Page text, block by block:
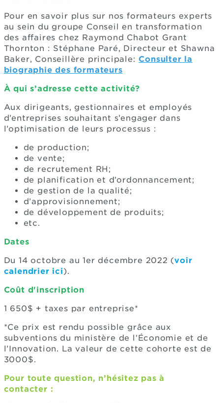
Pour en savoir plus sur nos formateurs experts
au sein du groupe Conseil en transformation
des affaires chez Raymond Chabot Grant
Thornton : Stéphane Paré, Directeur et Shawna
Baker, Conseillère principale: Consulter la
biographie des formateurs
À qui s’adresse cette activité?
Aux dirigeants, gestionnaires et employés
d’entreprises souhaitant s’engager dans
l’optimisation de leurs processus :
de production;
de vente;
de recrutement RH;
de planification et d’ordonnancement;
de gestion de la qualité;
d’approvisionnement;
de développement de produits;
etc.
Dates
Du 14 octobre au 1er décembre 2022 (voir
calendrier ici).
Coût d'inscription
1 650$ + taxes par entreprise*
*Ce prix est rendu possible grâce aux
subventions du ministère de l’Économie et de
l’Innovation. La valeur de cette cohorte est de
3000$.
Pour toute question, n’hésitez pas à
contacter :